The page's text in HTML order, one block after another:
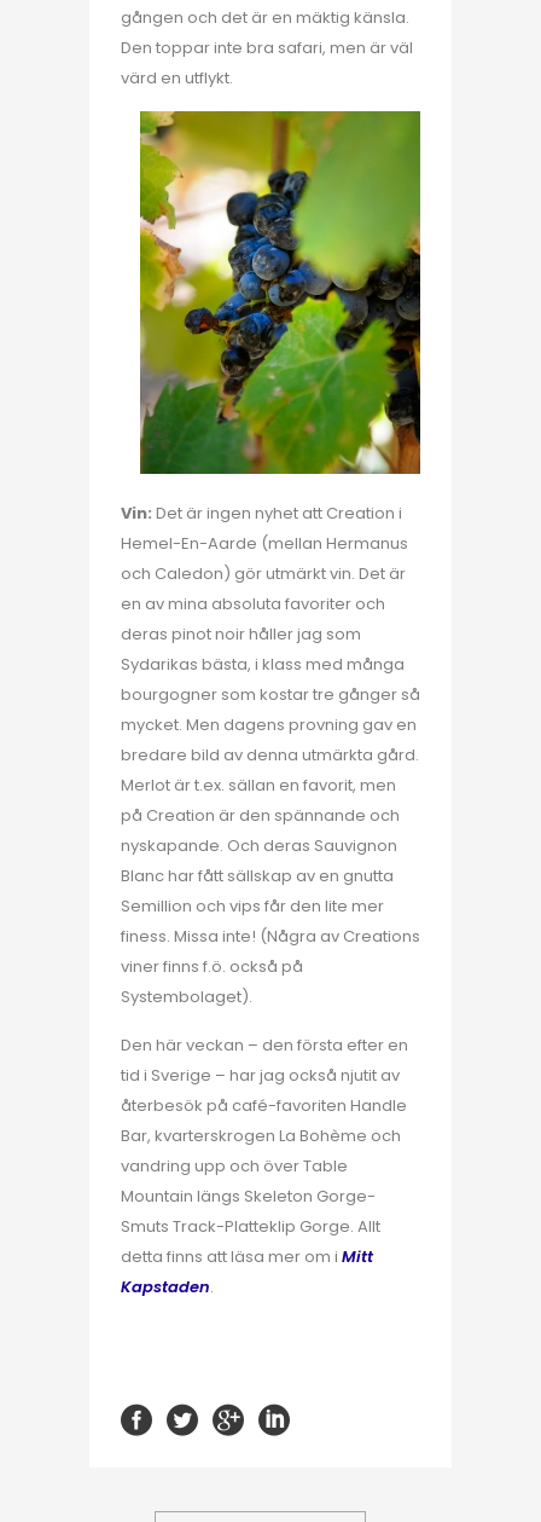
gången och det är en mäktig känsla.
Den toppar inte bra safari, men är väl
värd en utflykt.
Vin: Det är ingen nyhet att Creation i
Hemel-En-Aarde (mellan Hermanus
och Caledon) gör utmärkt vin. Det är
en av mina absoluta favoriter och
deras pinot noir håller jag som
Sydarikas bästa, i klass med många
bourgogner som kostar tre gånger så
mycket. Men dagens provning gav en
bredare bild av denna utmärkta gård.
Merlot är t.ex. sällan en favorit, men
på Creation är den spännande och
nyskapande. Och deras Sauvignon
Blanc har fått sällskap av en gnutta
Semillion och vips får den lite mer
finess. Missa inte! (Några av Creations
viner finns f.ö. också på
Systembolaget).
Den här veckan – den första efter en
tid i Sverige – har jag också njutit av
återbesök på café-favoriten Handle
Bar, kvarterskrogen La Bohème och
vandring upp och över Table
Mountain längs Skeleton Gorge-
Smuts Track-Platteklip Gorge. Allt
detta finns att läsa mer om i Mitt
Kapstaden.